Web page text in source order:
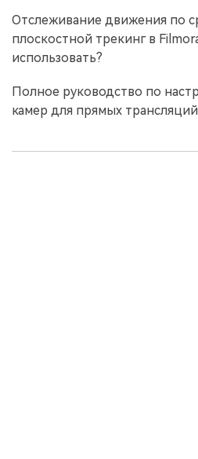
Отслеживание движения по
плоскостной трекинг в
использовать?
Полное руководство по
камер для прямых